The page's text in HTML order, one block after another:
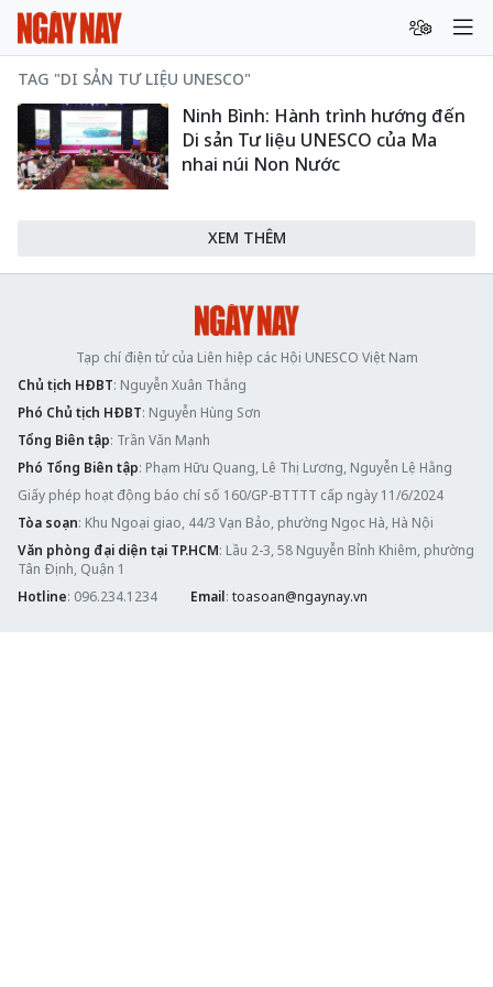
TAG "DI SẢN TƯ LIỆU UNESCO"
Ninh Bình: Hành trình hướng đến
Di sản Tư liệu UNESCO của Ma
nhai núi Non Nước
XEM THÊM
Tạp chí điện tử của Liên hiệp các Hội UNESCO Việt Nam
Chủ tịch HĐBT: Nguyễn Xuân Thắng
Phó Chủ tịch HĐBT: Nguyễn Hùng Sơn
Tổng Biên tập: Trần Văn Mạnh
Phó Tổng Biên tập: Phạm Hữu Quang, Lê Thị Lương, Nguyễn Lệ Hằng
Giấy phép hoạt động báo chí số 160/GP-BTTTT cấp ngày 11/6/2024
Tòa soạn: Khu Ngoại giao, 44/3 Vạn Bảo, phường Ngọc Hà, Hà Nội
Văn phòng đại diện tại TP.HCM: Lầu 2-3, 58 Nguyễn Bỉnh Khiêm, phường
Tân Định, Quận 1
Hotline: 096.234.1234 Email: toasoan@ngaynay.vn